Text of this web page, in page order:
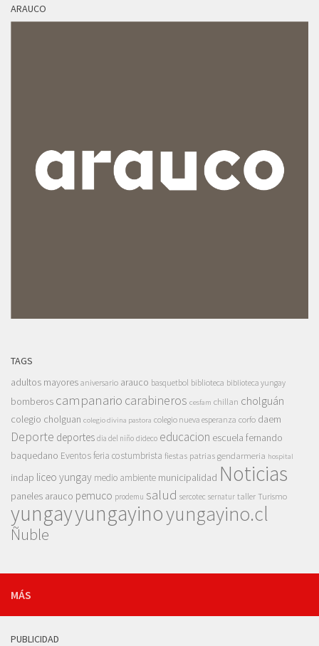
ARAUCO
TAGS
adultos mayores aniversario arauco basquetbol biblioteca biblioteca yungay
bomberos campanario carabineros cesfam chillan cholguán
colegio cholguan colegio divina pastora colegio nueva esperanza corfo daem
Deporte deportes dia del niño dideco educacion escuela fernando
baquedano Eventosferia costumbrista fiestas patrias gendarmeria hospital
indap liceo yungay medio ambiente municipalidad Noticias
paneles arauco pemuco prodemu salud sercotec sernatur taller Turismo
yungayyungayinoyungayino.cl
Ñuble
MÁS
PUBLICIDAD